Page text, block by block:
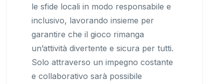
le sfide locali in modo responsabile e
inclusivo, lavorando insieme per
garantire che il gioco rimanga
un’attività divertente e sicura per tutti.
Solo attraverso un impegno costante
e collaborativo sarà possibile